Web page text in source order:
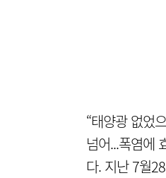
“태양광 없었
넘어...폭염에
다. 지난 7월